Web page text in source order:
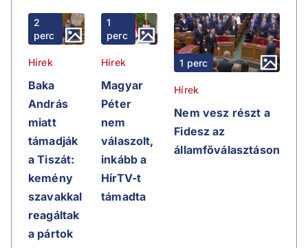
2
perc
Hírek
Baka
András
miatt
támadják
a Tiszát:
kemény
szavakkal
reagáltak
a pártok
1
perc
Hírek
Magyar
Péter
nem
válaszolt,
inkább a
HírTV-t
támadta
1 perc
Hírek
Nem vesz részt a
Fidesz az
államfőválasztáson